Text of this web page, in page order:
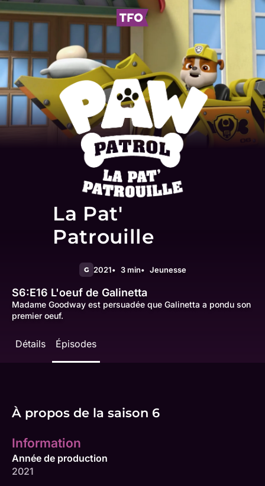
La Pat'
Patrouille
G 2021 3 min Jeunesse
S6:E16 L'oeuf de Galinetta
Madame Goodway est persuadée que Galinetta a pondu son
premier oeuf.
Détails Épisodes
À propos de la saison 6
Information
Année de production
2021